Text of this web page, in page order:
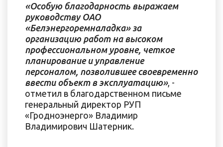
«Особую благодарность выражаем
руководству ОАО
«Белэнергоремналадка» за
организацию работ на высоком
профессиональном уровне, четкое
планирование и управление
персоналом, позволившее своевременно
ввести объект в эксплуатацию», -
отметил в благодарственном письме
генеральный директор РУП
«Гродноэнерго» Владимир
Владимирович Шатерник.